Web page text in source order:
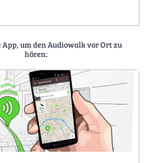
App, um den Audiowalk vor Ort zu
hören: